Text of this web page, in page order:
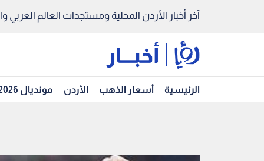
آخر أخبار الأردن المحلية ومستجدات العالم العربي
الرئيسية أسعار الذهب الأردن مونديال 2026